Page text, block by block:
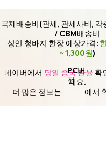
국제배송비(관세, 관세사비, 각
/ CBM배송비
성인 청바지 한장 예상가격:
~1,300원)
네이버에서 당일 중국 환율 확
세요.
더 많은 정보는
에서
PC버
전